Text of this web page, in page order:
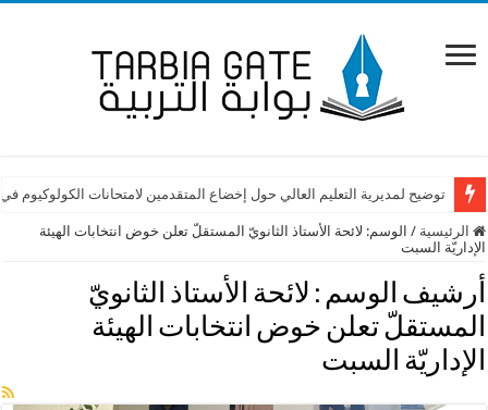
توضيح لمديرية التعليم العالي حول إخضاع المتقدمين لامتحانات الكولوكيوم
الرئيسية / الوسم: لائحة الأستاذ الثانويّ المستقلّ تعلن خوض انتخابات الهيئة
الإداريّة السبت
أرشيف الوسم : لائحة الأستاذ الثانويّ
المستقلّ تعلن خوض انتخابات الهيئة
الإداريّة السبت